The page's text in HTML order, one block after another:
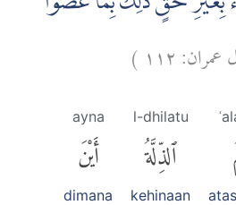
عمران:١١٢ )
l-dhilatu
ٱلذِّلَّةُ
kehinaan
ayna
أَيْنَ
dimana